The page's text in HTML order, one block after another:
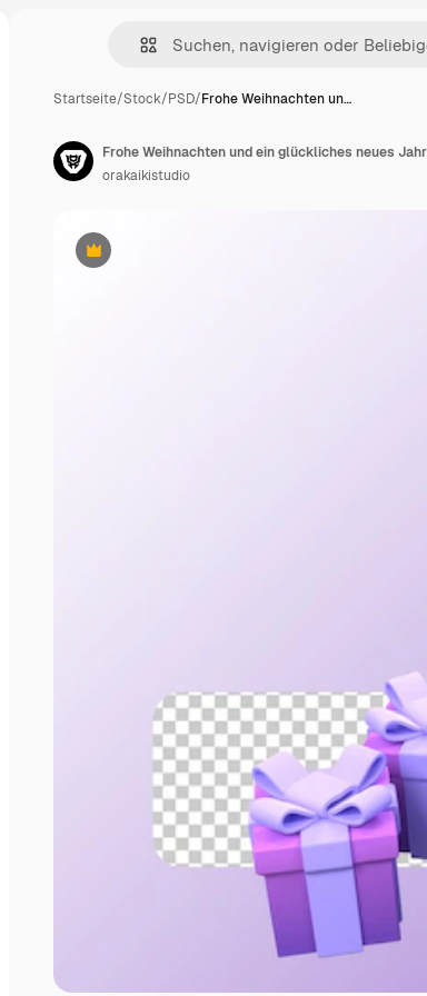
Startseite/Stock/PSD/Frohe Weihnachten un…
Premium
orakaikistudio